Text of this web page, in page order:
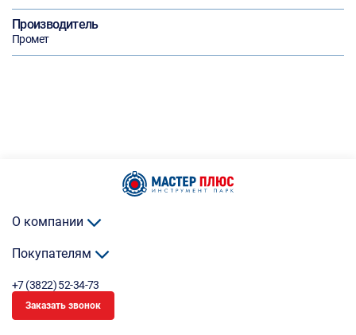
Производитель
Промет
О компании
Покупателям
+7 (3822) 52-34-73
Заказать звонок